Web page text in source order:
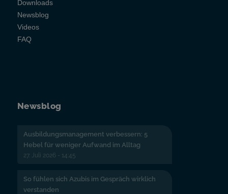
Downloads
Newsblog
Videos
FAQ
Newsblog
Ausbildungsmanagement verbessern: 5
Hebel für weniger Aufwand im Alltag
27. Juli 2026 - 14:45
So fühlen sich Azubis im Gespräch wirklich
verstanden